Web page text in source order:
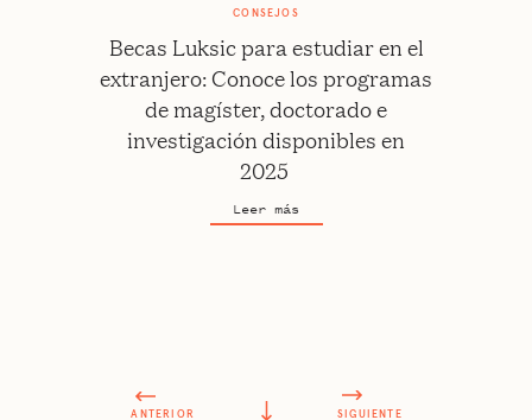
ANTERIOR SIGUIENTE
CONSEJOS
Becas Luksic para estudiar en el
extranjero: Conoce los programas
de magíster, doctorado e
investigación disponibles en
2025
Leer más